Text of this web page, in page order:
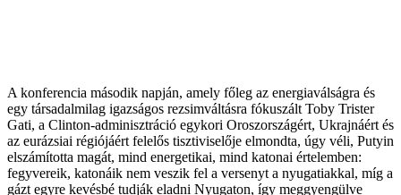
A konferencia második napján, amely főleg az energiaválságra és
egy társadalmilag igazságos rezsimváltásra fókuszált Toby Trister
Gati, a Clinton-adminisztráció egykori Oroszországért, Ukrajnáért és
az eurázsiai régiójáért felelős tisztiviselője elmondta, úgy véli, Putyin
elszámította magát, mind energetikai, mind katonai értelemben:
fegyvereik, katonáik nem veszik fel a versenyt a nyugatiakkal, míg a
gázt egyre kevésbé tudják eladni Nyugaton, így meggyengülve